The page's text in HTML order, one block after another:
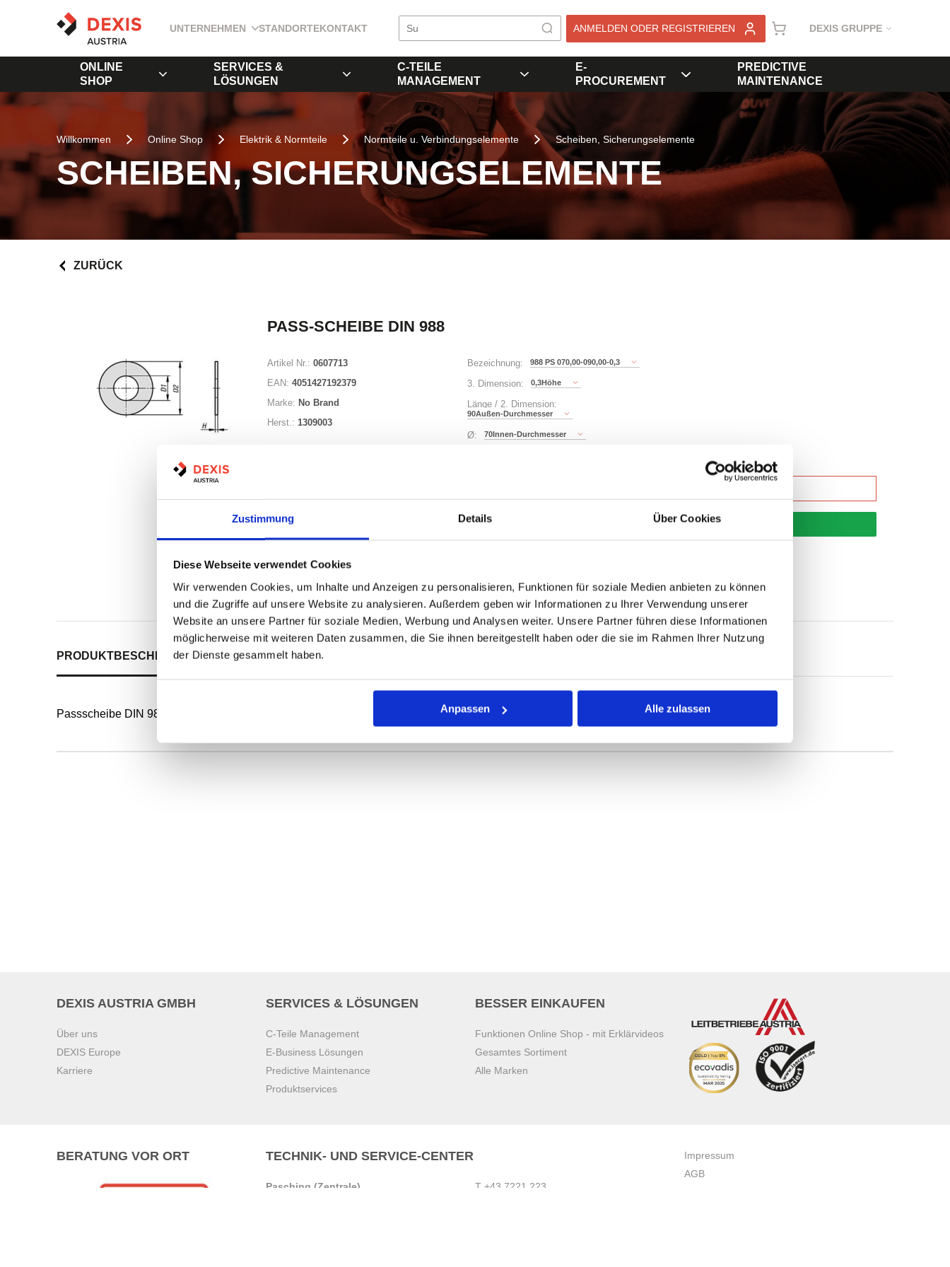
Zustimmung Details Über Cookies
Diese Webseite verwendet Cookies
Wir verwenden Cookies, um Inhalte und Anzeigen zu personalisieren, Funktionen für soziale Medien anbieten zu können
und die Zugriffe auf unsere Website zu analysieren. Außerdem geben wir Informationen zu Ihrer Verwendung unserer
Website an unsere Partner für soziale Medien, Werbung und Analysen weiter. Unsere Partner führen diese Informationen
möglicherweise mit weiteren Daten zusammen, die Sie ihnen bereitgestellt haben oder die sie im Rahmen Ihrer Nutzung
der Dienste gesammelt haben.
Anpassen Alle zulassen
UNTERNEHMEN STANDORTEKONTAKT ANMELDEN ODER REGISTRIEREN DEXIS GRUPPE
ONLINE
SHOP
SERVICES &
LÖSUNGEN
C-TEILE
MANAGEMENT
E-
PROCUREMENT
PREDICTIVE
MAINTENANCE
Willkommen Online Shop Elektrik & Normteile Normteile u. Verbindungselemente Scheiben, Sicherungselemente
SCHEIBEN, SICHERUNGSELEMENTE
ZURÜCK
PASS-SCHEIBE DIN 988
Artikel Nr.: 0607713
EAN: 4051427192379
Marke: No Brand
Herst.: 1309003
Bezeichnung: 988 PS 070,00-090,00-0,3
3. Dimension: 0,3Höhe
Länge / 2. Dimension:
90Außen-Durchmesser
Ø: 70Innen-Durchmesser
Auf Lager
Lager anzeigen
Print
PRODUKTBESCHREIBUNGALLE SPEZIFIKATIONEN
Passscheibe DIN 988
DEXIS AUSTRIA GMBH
Über uns
DEXIS Europe
Karriere
SERVICES & LÖSUNGEN
C-Teile Management
E-Business Lösungen
Predictive Maintenance
Produktservices
BESSER EINKAUFEN
Funktionen Online Shop - mit Erklärvideos
Gesamtes Sortiment
Alle Marken
BERATUNG VOR ORT TECHNIK- UND SERVICE-CENTER
Pasching (Zentrale)
T +43 7221 223
Impressum
AGB